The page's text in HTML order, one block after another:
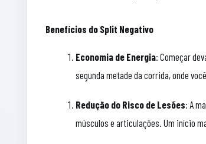
Benefícios do Split Negativo
Economia de Energia: Começar
segunda metade da corrida, onde
Redução do Risco de Lesões: A
músculos e articulações. Um início